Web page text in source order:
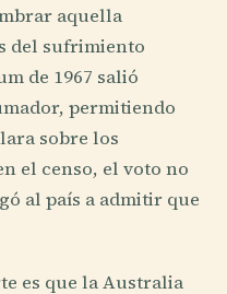
aquella
del sufrimiento
de 1967 salió
permitiendo
sobre los
el censo, el voto no
al país a admitir que
es que la Australia